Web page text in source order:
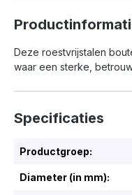
Deze roestvrijstalen
waar een sterke,
Specificaties
Productgroep:
Diameter (in mm):